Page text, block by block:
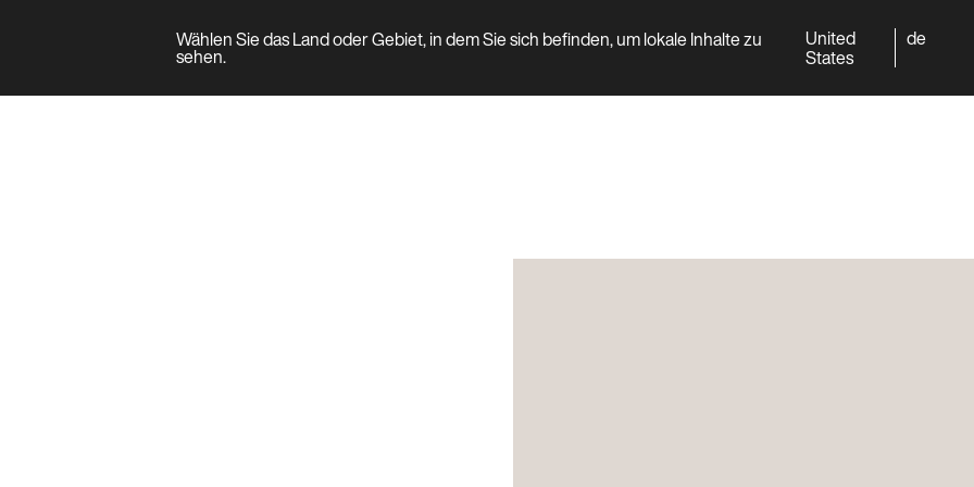
Wählen Sie das Land oder Gebiet, in dem Sie sich befinden, um lokale Inhalte zu
sehen.
United
States
de
Produkt